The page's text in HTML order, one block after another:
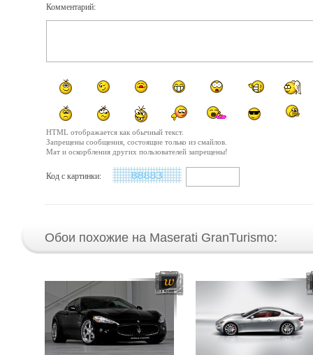
Комментарий:
HTML отображается как обычный текст.
Запрещены сообщения, состоящие только из смайлов.
Мат и оскорбления других пользователей запрещены!
Код с картинки:
Обои похожие на Maserati GranTurismo: